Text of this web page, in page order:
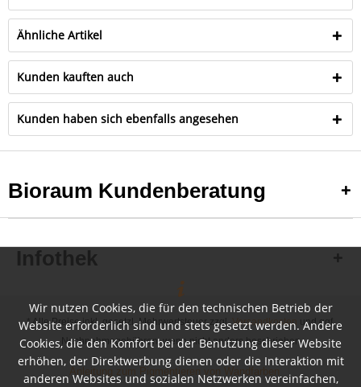
Ähnliche Artikel
Kunden kauften auch
Kunden haben sich ebenfalls angesehen
Bioraum Kundenberatung
Infothek
* Alle Preise inkl. gesetzl. Mehrwertsteuer zzgl.Versandkosten
und ggf.
Nachnahmegebühren, wenn nicht anders beschrieben
Anleitung zum Pigmentieren von Wandfarben
Wir nutzen Cookies, die für den technischen Betrieb der
Website erforderlich sind und stets gesetzt werden. Andere
Cookies, die den Komfort bei der Benutzung dieser Website
erhöhen, der Direktwerbung dienen oder die Interaktion mit
anderen Websites und sozialen Netzwerken vereinfachen,